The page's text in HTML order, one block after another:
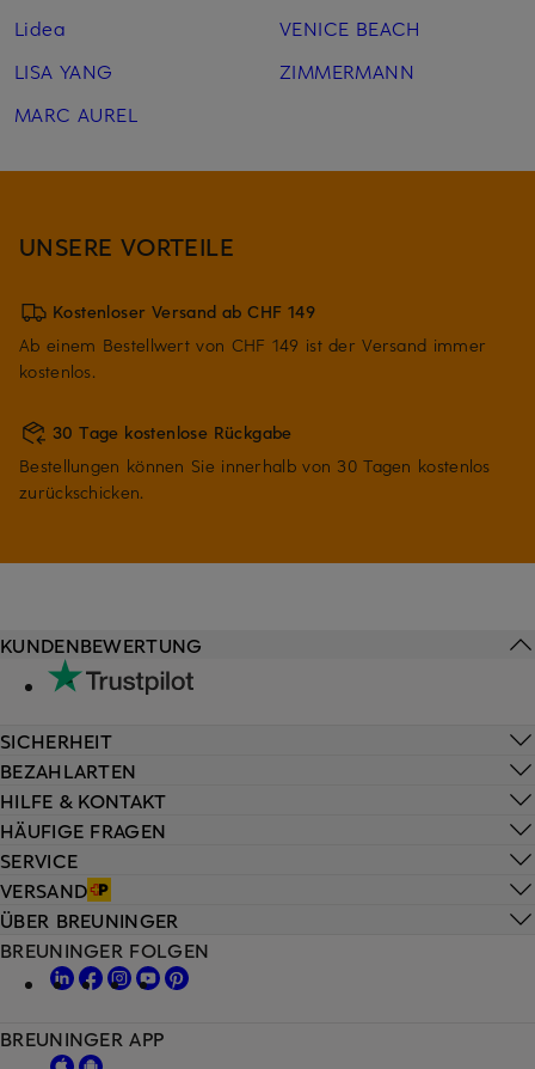
Lidea
LISA YANG
MARC AUREL
VENICE BEACH
ZIMMERMANN
UNSERE VORTEILE
Kostenloser Versand ab CHF 149
Ab einem Bestellwert von CHF 149 ist der Versand immer
kostenlos.
30 Tage kostenlose Rückgabe
Bestellungen können Sie innerhalb von 30 Tagen kostenlos
zurückschicken.
HILFE & KONTAKT
HÄUFIGE FRAGEN
SERVICE
VERSAND
KUNDENBEWERTUNG
SICHERHEIT
BEZAHLARTEN
ÜBER BREUNINGER
BREUNINGER FOLGEN
BREUNINGER APP